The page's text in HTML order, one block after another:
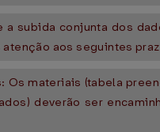
a subida conjunta dos
aos seguintes
Os materiais (tabela
deverão ser